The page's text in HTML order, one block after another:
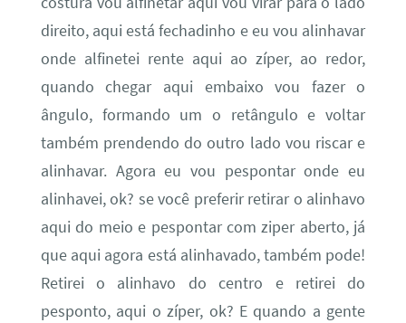
direito, aqui está fechadinho e eu vou alinhavar
onde alfinetei rente aqui ao zíper, ao redor,
quando chegar aqui embaixo vou fazer o
ângulo, formando um o retângulo e voltar
também prendendo do outro lado vou riscar e
alinhavar. Agora eu vou pespontar onde eu
alinhavei, ok? se você preferir retirar o alinhavo
aqui do meio e pespontar com ziper aberto, já
que aqui agora está alinhavado, também pode!
Retirei o alinhavo do centro e retirei do
pesponto, aqui o zíper, ok? E quando a gente